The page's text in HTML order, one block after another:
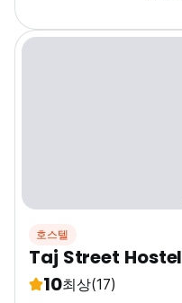
호스텔
Taj Street Hostel
10최상(17)